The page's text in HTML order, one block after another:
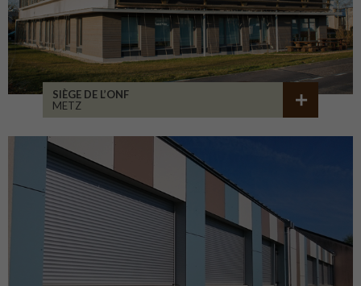
SIÈGE DE L’ONF
METZ